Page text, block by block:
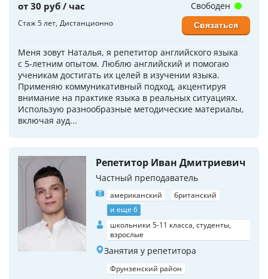
от 30 руб / час
Стаж 5 лет Дистанционно
Меня зовут Наталья, я репетитор английского языка
с 5-летним опытом. Люблю английский и помогаю
ученикам достигать их целей в изучении языка.
Применяю коммуникативный подход, акцентируя
внимание на практике языка в реальных ситуациях.
Использую разнообразные методические материалы,
включая ауд...
Свободен
Связаться
Репетитор Иван Дмитриевич
Частный преподаватель
американский
британский
и еще 6
школьники 5-11 класса, студенты,
взрослые
Занятия у репетитора
Фрунзенский район